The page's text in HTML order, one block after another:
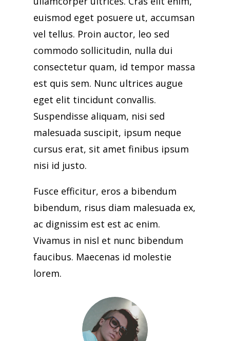
euismod eget posuere ut, accumsan
vel tellus. Proin auctor, leo sed
commodo sollicitudin, nulla dui
consectetur quam, id tempor massa
est quis sem. Nunc ultrices augue
eget elit tincidunt convallis.
Suspendisse aliquam, nisi sed
malesuada suscipit, ipsum neque
cursus erat, sit amet finibus ipsum
nisi id justo.
Fusce efficitur, eros a bibendum
bibendum, risus diam malesuada ex,
ac dignissim est est ac enim.
Vivamus in nisl et nunc bibendum
faucibus. Maecenas id molestie
lorem.